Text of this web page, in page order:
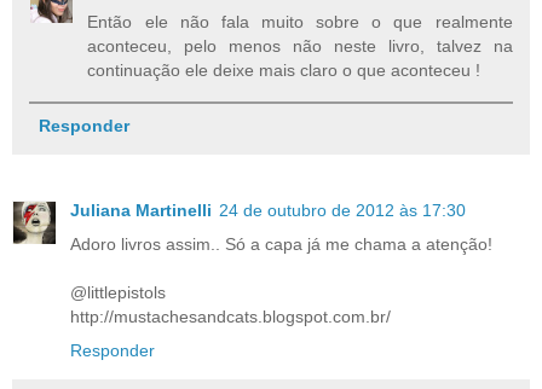
Então ele não fala muito sobre o que realmente
aconteceu, pelo menos não neste livro, talvez na
continuação ele deixe mais claro o que aconteceu !
Responder
Juliana Martinelli 24 de outubro de 2012 às 17:30
Adoro livros assim.. Só a capa já me chama a atenção!
@littlepistols
http://mustachesandcats.blogspot.com.br/
Responder